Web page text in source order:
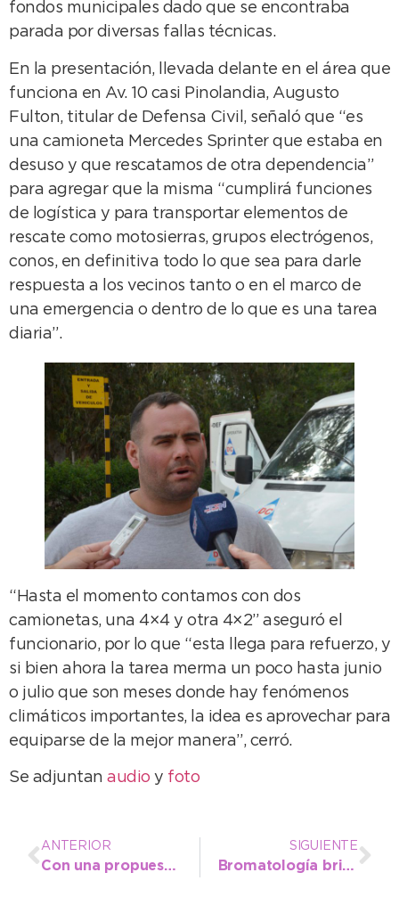
fondos municipales dado que se encontraba
parada por diversas fallas técnicas.
En la presentación, llevada delante en el área que
funciona en Av. 10 casi Pinolandia, Augusto
Fulton, titular de Defensa Civil, señaló que “es
una camioneta Mercedes Sprinter que estaba en
desuso y que rescatamos de otra dependencia”
para agregar que la misma “cumplirá funciones
de logística y para transportar elementos de
rescate como motosierras, grupos electrógenos,
conos, en definitiva todo lo que sea para darle
respuesta a los vecinos tanto o en el marco de
una emergencia o dentro de lo que es una tarea
diaria”.
“Hasta el momento contamos con dos
camionetas, una 4×4 y otra 4×2” aseguró el
funcionario, por lo que “esta llega para refuerzo, y
si bien ahora la tarea merma un poco hasta junio
o julio que son meses donde hay fenómenos
climáticos importantes, la idea es aprovechar para
equiparse de la mejor manera”, cerró.
Se adjuntan audio y foto
ANTERIOR
Con una propuesta totalmente gratuita, inicia el ciclo de las Escuelas Deportivas Municipales
SIGUIENTE
Bromatología brinda medidas preventivas para evitar casos de Psitacosis